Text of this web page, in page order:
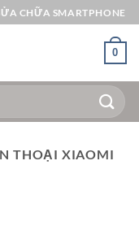
CHỮA SMARTPHONE
0
THOẠI XIAOMI